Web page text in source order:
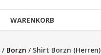
WARENKORB
/ Borzn / Shirt Borzn (Herren)